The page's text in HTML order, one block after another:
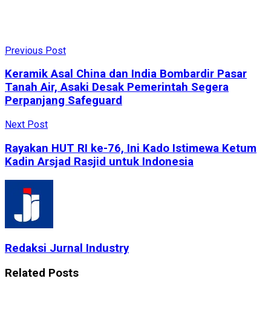
Previous Post
Keramik Asal China dan India Bombardir Pasar
Tanah Air, Asaki Desak Pemerintah Segera
Perpanjang Safeguard
Next Post
Rayakan HUT RI ke-76, Ini Kado Istimewa Ketum
Kadin Arsjad Rasjid untuk Indonesia
Redaksi Jurnal Industry
Related Posts